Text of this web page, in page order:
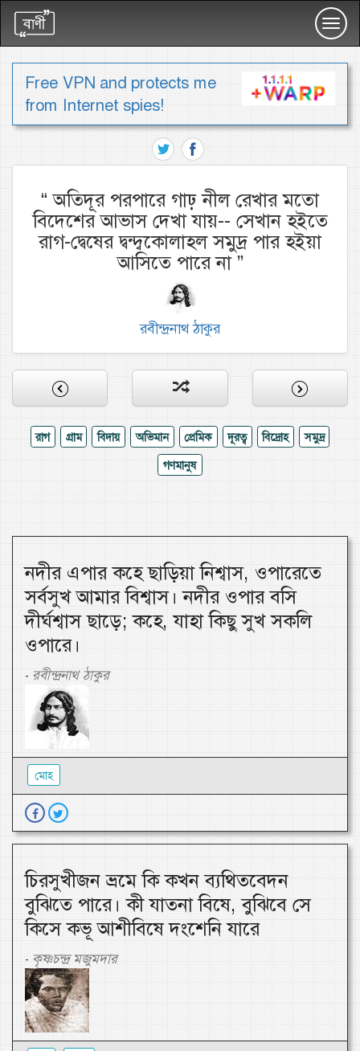
Free VPN and protects me
from Internet spies!
“অতিদূর পরপারে গাঢ় নীল রেখার মতো
বিদেশের আভাস দেখা যায়-- সেখান হইতে
রাগ-দ্বেষের দ্বন্দ্বকোলাহল সমুদ্র পার হইয়া
আসিতে পারে না”
রবীন্দ্রনাথ ঠাকুর
রাগ গ্রাম বিদায় অভিমান প্রেমিক দূরত্ব বিদ্রোহ
সমুদ্র
গণমানুষ
নদীর এপার কহে ছাড়িয়া নিশ্বাস, ওপারেতে
সর্বসুখ আমার বিশ্বাস। নদীর ওপার বসি
দীর্ঘশ্বাস ছাড়ে; কহে, যাহা কিছু সুখ সকলি
ওপারে।
- রবীন্দ্রনাথ ঠাকুর
মোহ
চিরসুখীজন ভ্রমে কি কখন ব্যথিতবেদন
বুঝিতে পারে। কী যাতনা বিষে, বুঝিবে সে
কিসে কভূ আশীবিষে দংশেনি যারে
- কৃষ্ণচন্দ্র মজুমদার